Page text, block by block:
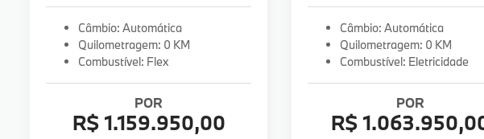
Câmbio: Automática
Quilometragem: 0 KM
Combustível: Flex
POR
R$ 1.159.950,00
Câmbio: Automática
Quilometragem: 0 KM
Combustível: Eletricidade
POR
R$